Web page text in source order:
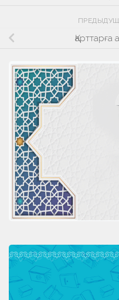
Қарттарға